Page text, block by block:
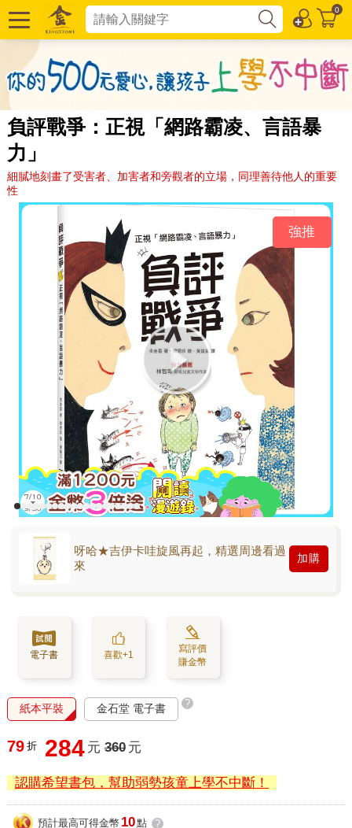
0
負評戰爭：正視「網路霸凌、言語暴
力」
細膩地刻畫了受害者、加害者和旁觀者的立場，同理善待他人的重要
性
強推
呀哈★吉伊卡哇旋風再起，精選周邊看過
來
加購
電子書 喜歡+1
寫評價
賺金幣
紙本平裝 金石堂 電子書 ?
79 折 284 元 360 元
認購希望書包，幫助弱勢孩童上學不中斷！
預計最高可得金幣 10點 ?